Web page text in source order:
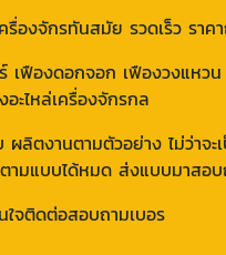
องจักรทันสมัย รวดเร็ว ราค
เฟืองดอกจอก เฟืองวงแหว
ะไหล่เครื่องจักรกล
ลิตงานตามตัวอย่าง ไม่ว่าจะ
ามแบบได้หมด ส่งแบบมาสอ
จติดต่อสอบถามเบอร